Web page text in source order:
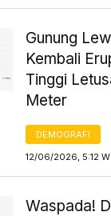
Gunung
Kembali
Tinggi
Meter
DEMOGRAFI
12/06/2026, 5:12
Waspada!